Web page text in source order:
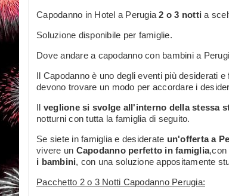
Capodanno in Hotel a Perugia2 o 3 notti a
Soluzione disponibile per famiglie.
Dove andare a capodanno con bambini a
Il Capodanno è uno degli eventi più desiderati
devono trovare un modo per accordare i
Il veglione si svolge all'interno della stessa
notturni con tutta la famiglia di seguito.
Se siete in famiglia e desiderate un'offerta a
vivere un Capodanno perfetto in famiglia,con
i bambini, con una soluzione appositamente
Pacchetto 2 o 3 Notti Capodanno Perugia: